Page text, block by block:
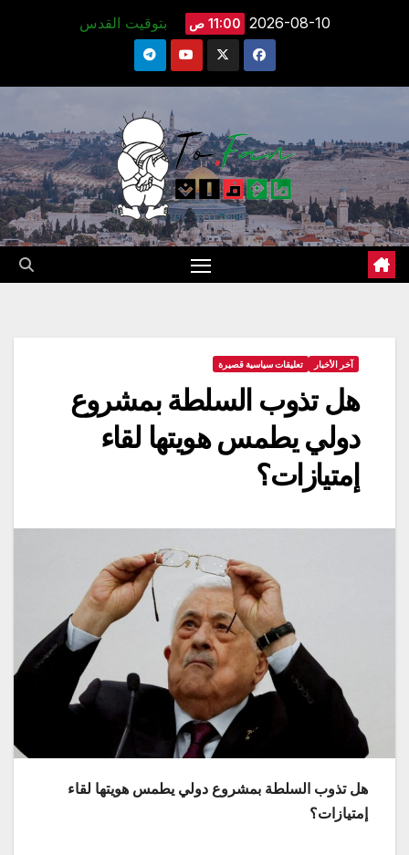
2026-08-10 11:00 ص بتوقيت القدس
آخر الأخبار تعليقات سياسية قصيرة
هل تذوب السلطة بمشروع
دولي يطمس هويتها لقاء
إمتيازات؟
هل تذوب السلطة بمشروع دولي يطمس هويتها لقاء
إمتيازات؟